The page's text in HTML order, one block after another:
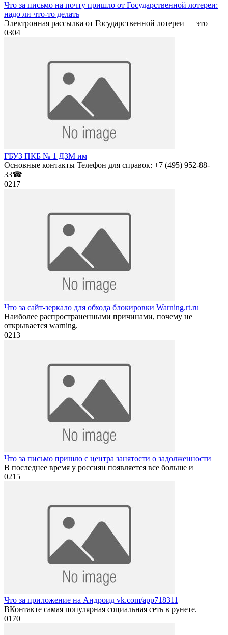
Что за письмо на почту пришло от Государственной лотереи:
надо ли что-то делать
Электронная рассылка от Государственной лотереи — это
0304
ГБУЗ ПКБ № 1 ДЗМ им
Основные контакты Телефон для справок: +7 (495) 952-88-
33☎
0217
Что за сайт-зеркало для обхода блокировки Warning.rt.ru
Наиболее распространенными причинами, почему не
открывается warning.
0213
Что за письмо пришло с центра занятости о задолженности
В последнее время у россиян появляется все больше и
0215
Что за приложение на Андроид vk.com/app718311
ВКонтакте самая популярная социальная сеть в рунете.
0170